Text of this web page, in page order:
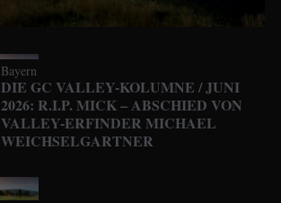
Bayern
DIE GC VALLEY-KOLUMNE / JUNI
2026: R.I.P. MICK – ABSCHIED VON
VALLEY-ERFINDER MICHAEL
WEICHSELGARTNER